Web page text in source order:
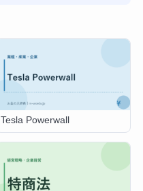
Tesla Powerwall